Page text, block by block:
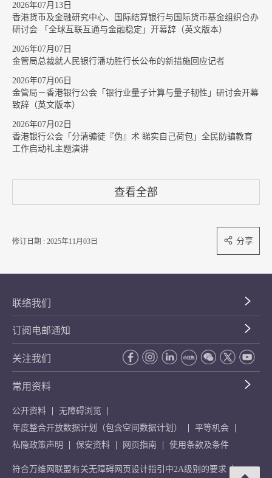
2026年07月13日
香港货币及金融研究中心、国际结算银行与国际货币基金组织合办
研讨会 「全球互联互通与金融稳定」开幕辞（英文版本）
2026年07月07日
金管局总裁就人民银行潘功胜行长公布的新措施回应记者
2026年07月06日
金管局－香港银行公会「银行业量子计算与量子韧性」研讨会开幕
致辞（英文版本）
2026年07月02日
香港银行公会「分清骗徒『伪』术 睇实自己荷包」全民防骗教育
工作启动礼主题演讲
查看全部
修订日期 : 2025年11月03日 分享
联络我们
订阅电邮通知
关注我们
常用资料
公开资料
无障碍浏览
年度整合开放数据计划（包含空间数据计划）
平等机会
私隐政策声明
保安资料 网页指南 使用条款及条件
符合万维网联盟有关无障碍网页设计指引中2A级别的要求